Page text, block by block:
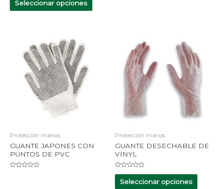
de
Seleccionar opciones
Protección manos
GUANTE JAPONES CON
PUNTOS DE PVC
Protección manos
GUANTE DESECHABLE DE
VINYL
Valorado
Seleccionar opciones